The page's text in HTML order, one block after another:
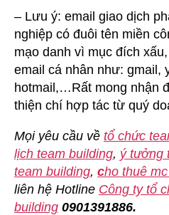
– Lưu ý: email giao dịch
nghiệp có đuôi tên miền
mạo danh vì mục đích xấu,
email cá nhân như: gmail,
hotmail,…Rất mong nhận
thiện chí hợp tác từ quý
Mọi yêu cầu về tổ chức
lịch team building, ý tưởng
team building, cho thuê
liên hệ Hotline Công ty tổ
building 0901391886.